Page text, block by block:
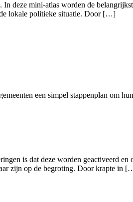
deze mini-atlas worden de
lokale politieke situatie. Door […]
een simpel stappenplan om
is dat deze worden geactiveerd
zijn op de begroting. Door krapte in